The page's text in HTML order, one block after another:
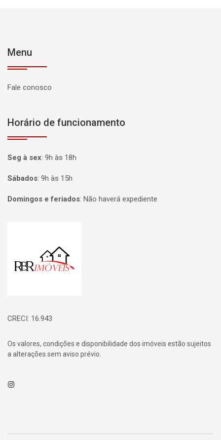
Menu
Fale conosco
Horário de funcionamento
Seg à sex: 9h às 18h
Sábados: 9h às 15h
Domingos e feriados: Não haverá expediente
CRECI: 16.943
Os valores, condições e disponibilidade dos imóveis estão sujeitos
a alterações sem aviso prévio.
Instagram